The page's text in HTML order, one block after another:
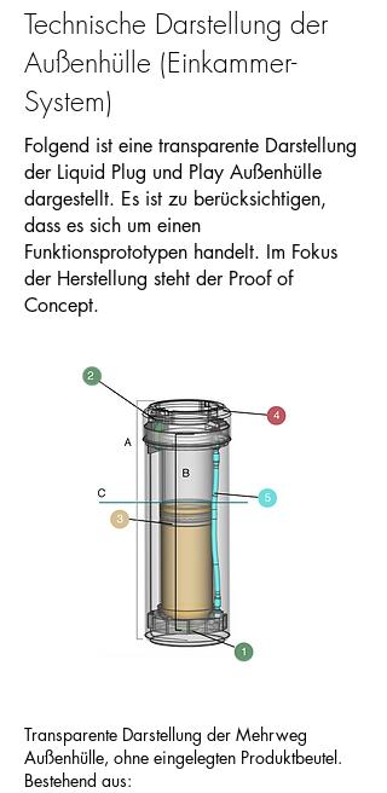
Technische Darstellung der
Außenhülle (Einkammer-
System)
Folgend ist eine transparente Darstellung
der Liquid Plug und Play Außenhülle
dargestellt. Es ist zu berücksichtigen,
dass es sich um einen
Funktionsprototypen handelt. Im Fokus
der Herstellung steht der Proof of
Concept.
Transparente Darstellung der Mehrweg
Außenhülle, ohne eingelegten Produktbeutel.
Bestehend aus: